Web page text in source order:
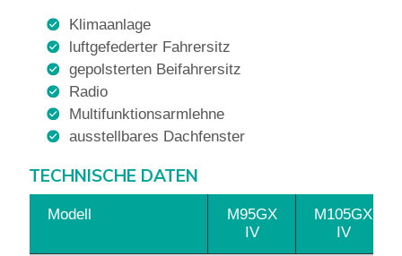
Klimaanlage
luftgefederter Fahrersitz
gepolsterten Beifahrersitz
Radio
Multifunktionsarmlehne
ausstellbares Dachfenster
TECHNISCHE DATEN
Modell
M95GX
IV
M105GX
IV